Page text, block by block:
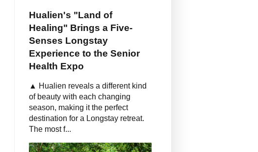
Hualien's "Land of
Healing" Brings a Five-
Senses Longstay
Experience to the Senior
Health Expo
▲ Hualien reveals a different kind
of beauty with each changing
season, making it the perfect
destination for a Longstay retreat.
The most f...